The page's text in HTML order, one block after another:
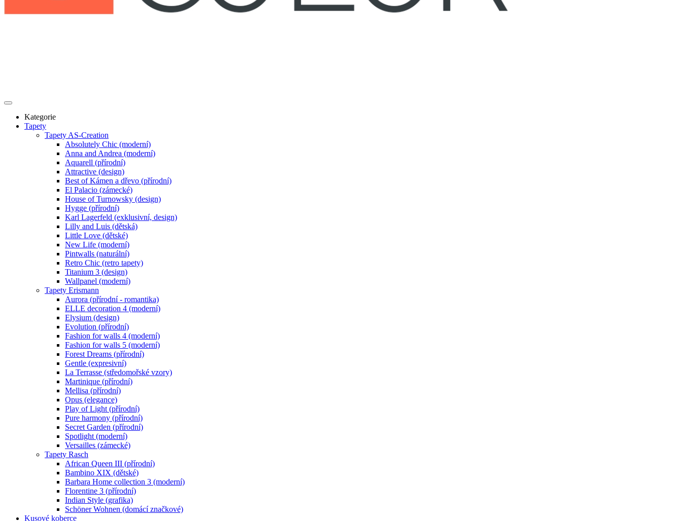
Kategorie
Tapety
Tapety AS-Creation
Absolutely Chic (moderní)
Anna and Andrea (moderní)
Aquarell (přírodní)
Attractive (design)
Best of Kámen a dřevo (přírodní)
El Palacio (zámecké)
House of Turnowsky (design)
Hygge (přírodní)
Karl Lagerfeld (exklusivní, design)
Lilly and Luis (dětská)
Little Love (dětské)
New Life (moderní)
Pintwalls (naturální)
Retro Chic (retro tapety)
Titanium 3 (design)
Wallpanel (moderní)
Tapety Erismann
Aurora (přírodní - romantika)
ELLE decoration 4 (moderní)
Elysium (design)
Evolution (přírodní)
Fashion for walls 4 (moderní)
Fashion for walls 5 (moderní)
Forest Dreams (přírodní)
Gentle (expresivní)
La Terrasse (středomořské vzory)
Martinique (přírodní)
Mellisa (přírodní)
Opus (elegance)
Play of Light (přírodní)
Pure harmony (přírodní)
Secret Garden (přírodní)
Spotlight (moderní)
Versailles (zámecké)
Tapety Rasch
African Queen III (přírodní)
Bambino XIX (dětské)
Barbara Home collection 3 (moderní)
Florentine 3 (přírodní)
Indian Style (grafika)
Schöner Wohnen (domácí značkové)
Kusové koberce